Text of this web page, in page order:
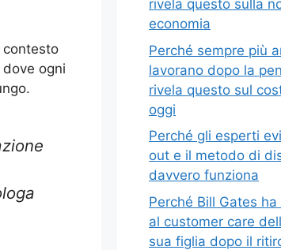
contesto
ogni
rivela questo sulla
economia
Perché sempre più
lavorano dopo la
rivela questo sul
oggi
Perché gli esperti
out e il metodo di
davvero funziona
Perché Bill Gates
al customer care
sua figlia dopo il